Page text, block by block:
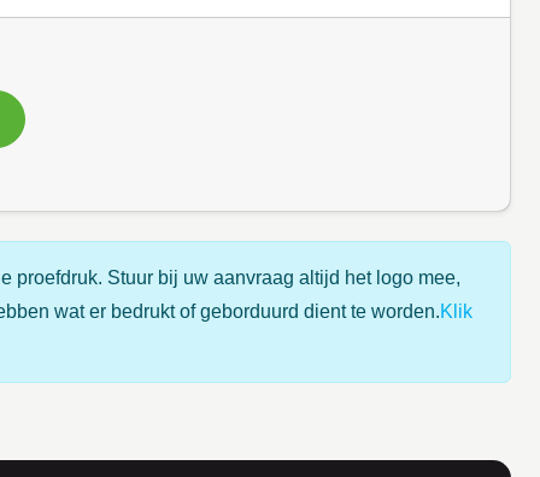
proefdruk. Stuur bij uw aanvraag altijd het logo mee,
wat er bedrukt of geborduurd dient te worden.Klik